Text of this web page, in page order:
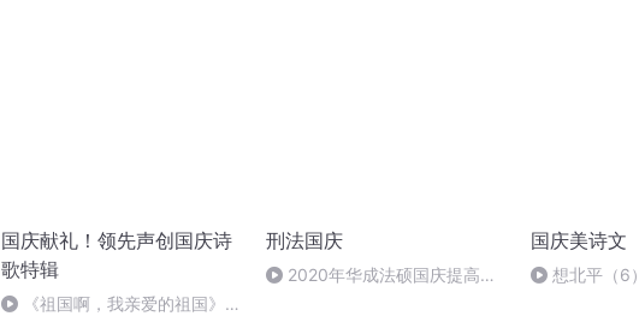
国庆献礼！领先声创国庆诗
歌特辑
《祖国啊，我亲爱的祖国》温
刑法国庆
2020年华成法硕国庆提高班
国庆美诗文
想北平（6）